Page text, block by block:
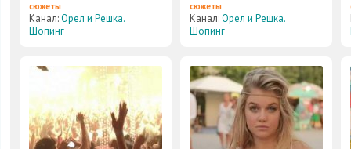
сюжеты
Канал:Орел и Решка.
Шопинг
сюжеты
Канал:Орел и Решка.
Шопинг